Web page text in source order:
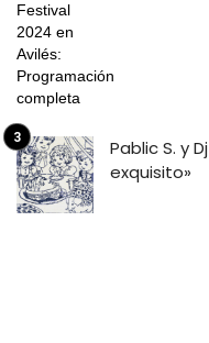
Pablic S. y
exquisito»